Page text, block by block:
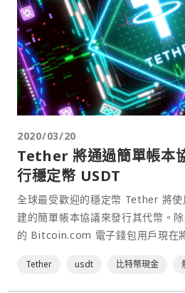
2020/03/20
Tether 將通過簡單帳本
行穩定幣 USDT
全球最受歡迎的穩定幣 Tether 將
建的簡單帳本協議來發行其代幣。
的 Bitcoin.com 電子錢包用戶現在
Tether usdt 比特幣現金